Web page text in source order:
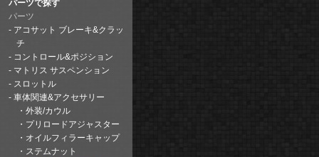
パーツで探す
パーツ
アコサット ブレーキ&クラッ
チ
コントロール&ポジション
マトリス サスペンション
スロットル
車体関連&アクセサリー
外装/カウル
プリロードアジャスター
オイルフィラーキャップ
ステムナット